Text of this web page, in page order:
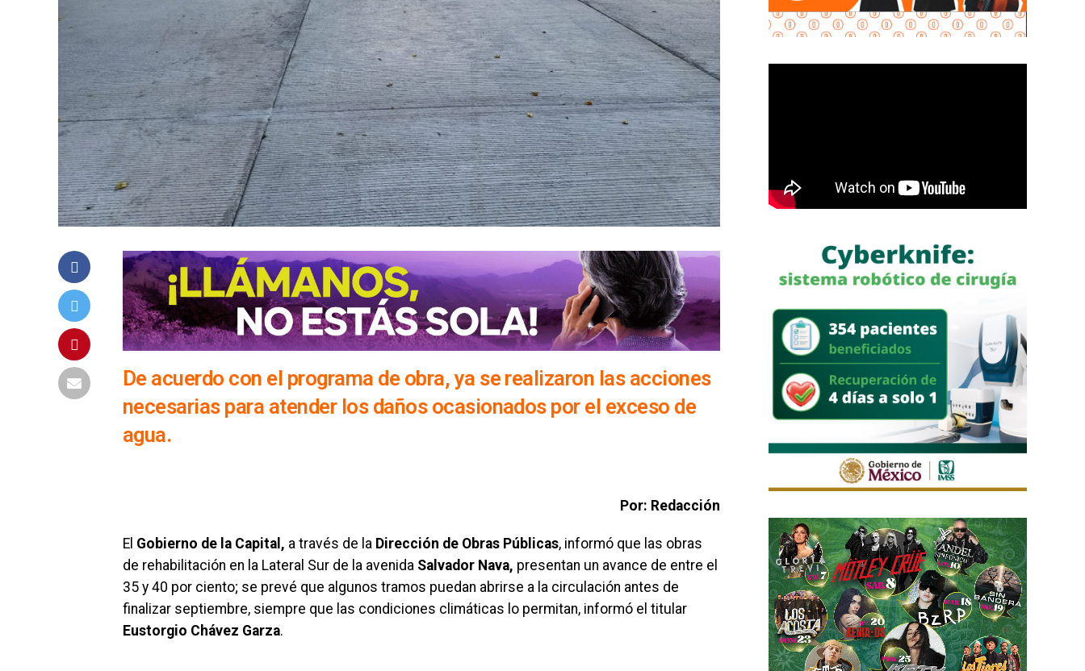
De acuerdo con el programa de obra, ya se realizaron las acciones
necesarias para atender los daños ocasionados por el exceso de
agua.
Por: Redacción
El Gobierno de la Capital, a través de la Dirección de Obras Públicas, informó que las obras
de rehabilitación en la Lateral Sur de la avenida Salvador Nava, presentan un avance de entre el
35 y 40 por ciento; se prevé que algunos tramos puedan abrirse a la circulación antes de
finalizar septiembre, siempre que las condiciones climáticas lo permitan, informó el titular
Eustorgio Chávez Garza.